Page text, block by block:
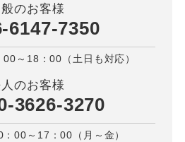
のお客様
6147-7350
00～18：00（土日も対応）
のお客様
3626-3270
：00～17：00（月～金）